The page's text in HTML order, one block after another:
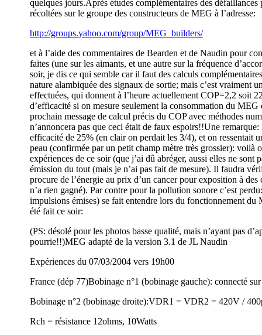
quelques jours.Après études complémentaires des
récoltées sur le groupe des constructeurs de MEG à l’adresse:
http://groups.yahoo.com/group/MEG_builders/
et à l’aide des commentaires de Bearden et de Naudin pour
faites (une sur les aimants, et une autre sur la fréquence
soir, je dis ce qui semble car il faut des calculs
nature alambiquée des signaux de sortie; mais c’est vraiment
effectuées, qui donnent à l’heure actuellement COP=2,2 soit
d’efficacité si on mesure seulement la consommation du
prochain message de calcul précis du COP avec méthodes
n’annoncera pas que ceci était de faux espoirs!!Une
efficacité de 25% (en clair on perdait les 3/4), et on ressentait
peau (confirmée par un petit champ mètre très grossier): voilà
expériences de ce soir (que j’ai dû abréger, aussi elles ne sont
émission du tout (mais je n’ai pas fait de mesure). Il faudra
procure de l’énergie au prix d’un cancer pour exposition à
n’a rien gagné). Par contre pour la pollution sonore c’est
impulsions émises) se fait entendre lors du fonctionnement
été fait ce soir:
(PS: désolé pour les photos basse qualité, mais n’ayant pas
pourrie!!)MEG adapté de la version 3.1 de JL Naudin
Expériences du 07/03/2004 vers 19h00
France (dép 77)Bobinage n°1 (bobinage gauche): connecté
Bobinage n°2 (bobinage droite):VDR1 = VDR2 = 420V /
Rch = résistance 12ohms, 10Watts